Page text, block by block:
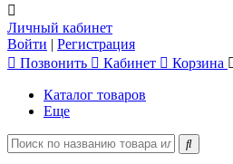
Личный кабинет
Войти | Регистрация
Позвонить
Кабинет Корзина
Каталог товаров
Еще